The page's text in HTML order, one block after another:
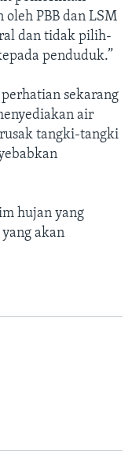
PBB dan LSM
dan tidak pilih-
penduduk.”
sekarang
air
tangki-tangki
hujan yang
akan